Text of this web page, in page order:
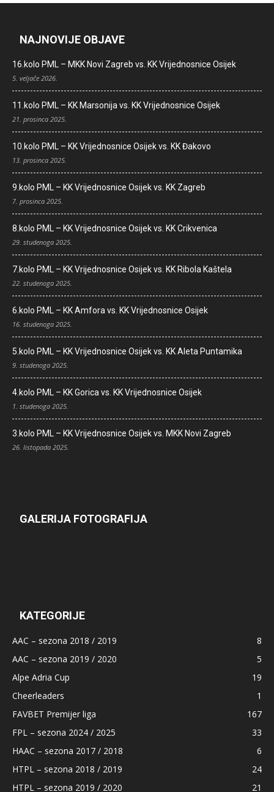
NAJNOVIJE OBJAVE
16.kolo PML – MKK Novi Zagreb vs. KK Vrijednosnice Osijek
5. veljače 2026.
11.kolo PML – KK Marsonija vs. KK Vrijednosnice Osijek
21. prosinca 2025.
10.kolo PML – KK Vrijednosnice Osijek vs. KK Đakovo
13. prosinca 2025.
9.kolo PML – KK Vrijednosnice Osijek vs. KK Zagreb
7. prosinca 2025.
8.kolo PML – KK Vrijednosnice Osijek vs. KK Crikvenica
29. studenoga 2025.
7.kolo PML – KK Vrijednosnice Osijek vs. KK Ribola Kaštela
22. studenoga 2025.
6.kolo PML – KK Amfora vs. KK Vrijednosnice Osijek
16. studenoga 2025.
5.kolo PML – KK Vrijednosnice Osijek vs. KK Aleta Puntamika
9. studenoga 2025.
4.kolo PML – KK Gorica vs. KK Vrijednosnice Osijek
1. studenoga 2025.
3.kolo PML – KK Vrijednosnice Osijek vs. MKK Novi Zagreb
26. listopada 2025.
GALERIJA FOTOGRAFIJA
KATEGORIJE
AAC – sezona 2018 / 2019
8
AAC – sezona 2019 / 2020
5
Alpe Adria Cup
19
Cheerleaders
1
FAVBET Premijer liga
167
FPL – sezona 2024 / 2025
33
HAAC – sezona 2017 / 2018
6
HTPL – sezona 2018 / 2019
24
HTPL – sezona 2019 / 2020
21